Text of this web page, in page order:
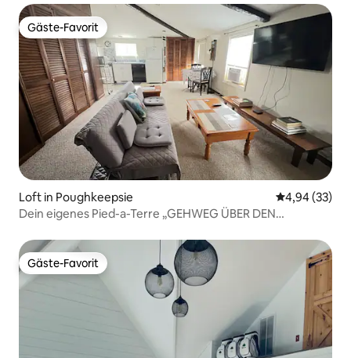
Gäste-Favorit
Gäste-Favorit
Loft in Poughkeepsie
4,94 (33)
Dein eigenes Pied-a-Terre „GEHWEG ÜBER DEN
Gäste-Favorit
Gäste-Favorit